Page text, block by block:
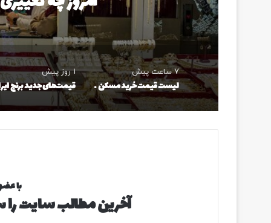
7 ساعت پیش
لیست قیمت خرید مسکن در نازی‌آباد/ خرید آپارتمان ۲ خوابه در این منطقه چقدر سرمایه نیاز دارد؟ + جدول مردادماه ۱۴۰۵
1 روز پیش
با
آخرین مطالب سایت را